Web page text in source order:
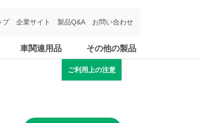
車関連用品 その他の製品
プ 企業サイト 製品Q&A お問い合わせ
ご利用上の注意